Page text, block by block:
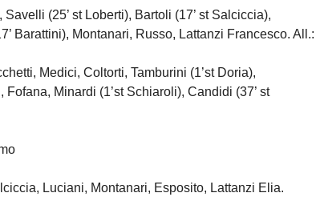
(25’ st Loberti), Bartoli (17’ st Salciccia),
Barattini), Montanari, Russo, Lattanzi Francesco. All.:
Medici, Coltorti, Tamburini (1’st Doria),
Minardi (1’st Schiaroli), Candidi (37’ st
Luciani, Montanari, Esposito, Lattanzi Elia.